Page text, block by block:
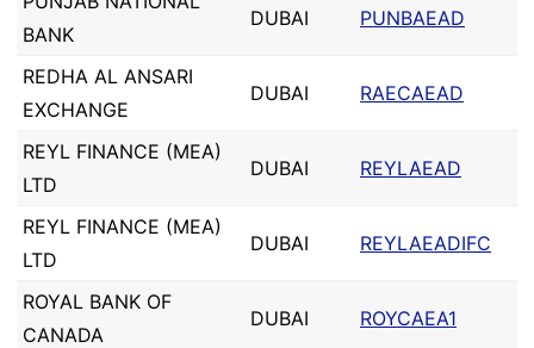
BANK
DUBAI PUNBAEAD
REDHA AL ANSARI
EXCHANGE
DUBAI RAECAEAD
REYL FINANCE (MEA)
LTD
DUBAI REYLAEAD
REYL FINANCE (MEA)
LTD
DUBAI REYLAEADIFC
ROYAL BANK OF
CANADA
DUBAI ROYCAEA1